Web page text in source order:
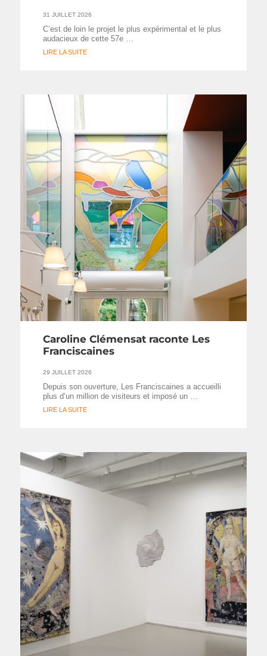
31 JUILLET 2026
C’est de loin le projet le plus expérimental et le plus
audacieux de cette 57e …
LIRE LA SUITE
Caroline Clémensat raconte Les
Franciscaines
29 JUILLET 2026
Depuis son ouverture, Les Franciscaines a accueilli
plus d’un million de visiteurs et imposé un …
LIRE LA SUITE